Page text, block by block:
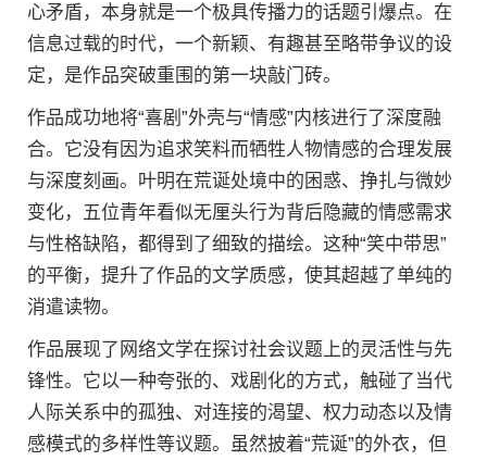
心矛盾，本身就是一个极具传播力的话题引爆点。在
信息过载的时代，一个新颖、有趣甚至略带争议的设
定，是作品突破重围的第一块敲门砖。
作品成功地将“喜剧”外壳与“情感”内核进行了深度融
合。它没有因为追求笑料而牺牲人物情感的合理发展
与深度刻画。叶明在荒诞处境中的困惑、挣扎与微妙
变化，五位青年看似无厘头行为背后隐藏的情感需求
与性格缺陷，都得到了细致的描绘。这种“笑中带思”
的平衡，提升了作品的文学质感，使其超越了单纯的
消遣读物。
作品展现了网络文学在探讨社会议题上的灵活性与先
锋性。它以一种夸张的、戏剧化的方式，触碰了当代
人际关系中的孤独、对连接的渴望、权力动态以及情
感模式的多样性等议题。虽然披着“荒诞”的外衣，但